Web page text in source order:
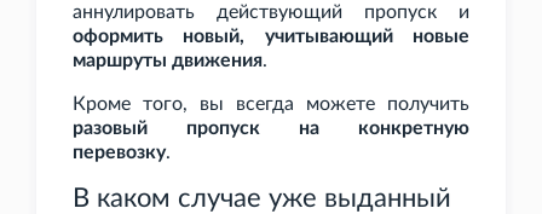
аннулировать действующий пропуск и
оформить новый, учитывающий новые
маршруты движения.
Кроме того, вы всегда можете получить
разовый пропуск на конкретную
перевозку.
В каком случае уже выданный